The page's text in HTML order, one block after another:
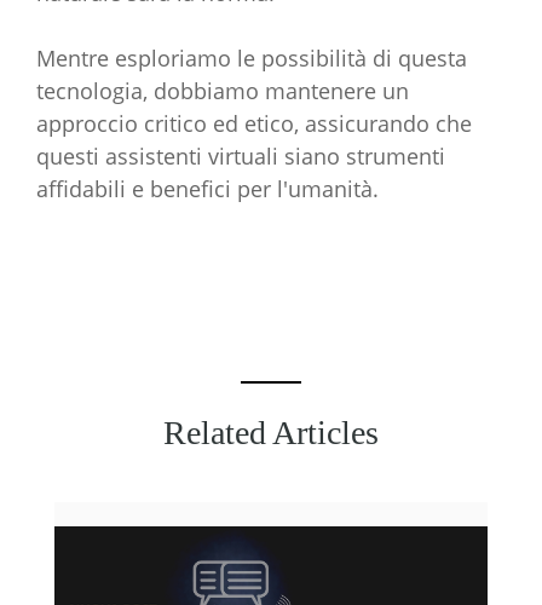
Mentre esploriamo le possibilità di questa
tecnologia, dobbiamo mantenere un
approccio critico ed etico, assicurando che
questi assistenti virtuali siano strumenti
affidabili e benefici per l'umanità.
Related Articles